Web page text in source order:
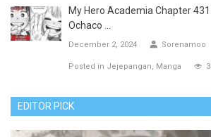
My Hero Academia Chapter
Ochaco ...
December 2, 2024 Sorenamoo
Posted in Jejepangan Manga
EDITOR PICK